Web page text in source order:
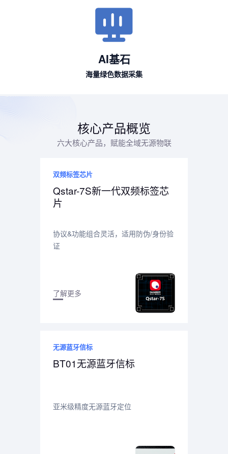
AI基石
海量绿色数据采集
核心产品概览
六大核心产品，赋能全域无源物联
双频标签芯片
Qstar-7S新一代双频标签芯
片
协议&功能组合灵活，适用防伪/身份验
证
了解更多
无源蓝牙信标
BT01无源蓝牙信标
亚米级精度无源蓝牙定位